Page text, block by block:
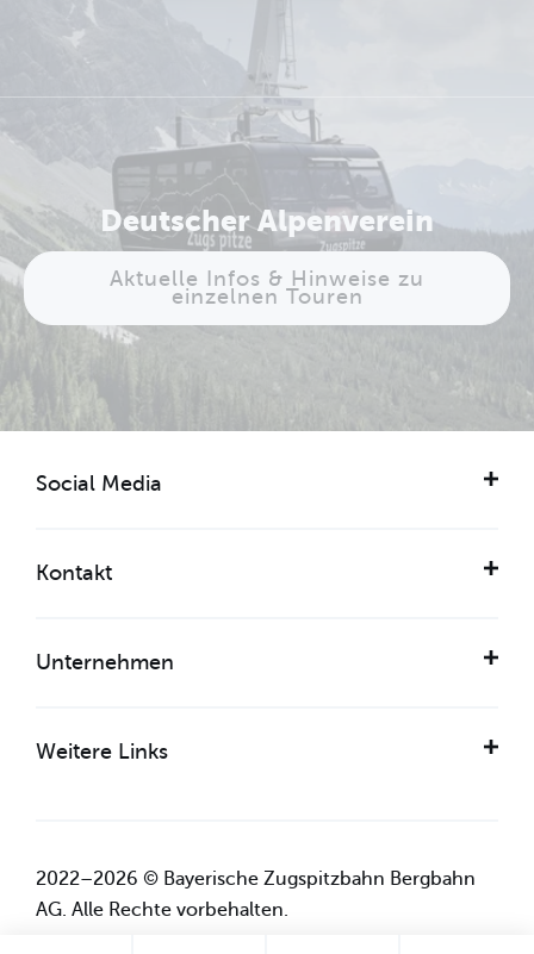
Deutscher Alpenverein
Aktuelle Infos & Hinweise zu
einzelnen Touren
Social Media
Kontakt
Unternehmen
Weitere Links
2022–2026 © Bayerische Zugspitzbahn Bergbahn
AG. Alle Rechte vorbehalten.